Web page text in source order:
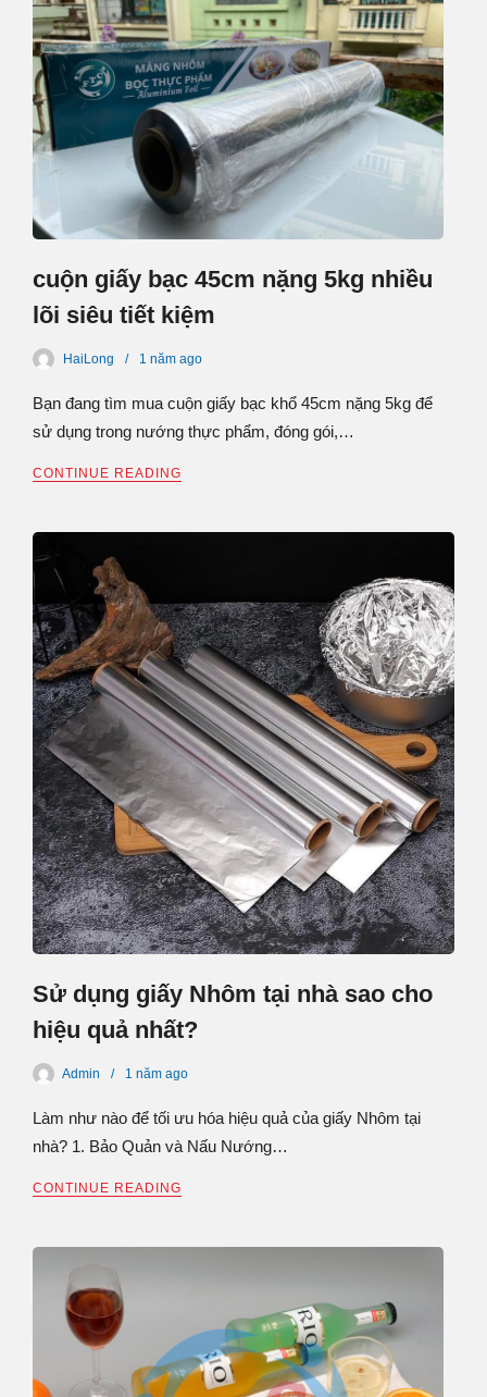
cuộn giấy bạc 45cm nặng 5kg nhiều
lõi siêu tiết kiệm
HaiLong 1 năm ago
Bạn đang tìm mua cuộn giấy bạc khổ 45cm nặng 5kg để
sử dụng trong nướng thực phẩm, đóng gói,…
CONTINUE READING
Sử dụng giấy Nhôm tại nhà sao cho
hiệu quả nhất?
Admin 1 năm ago
Làm như nào để tối ưu hóa hiệu quả của giấy Nhôm tại
nhà? 1. Bảo Quản và Nấu Nướng…
CONTINUE READING